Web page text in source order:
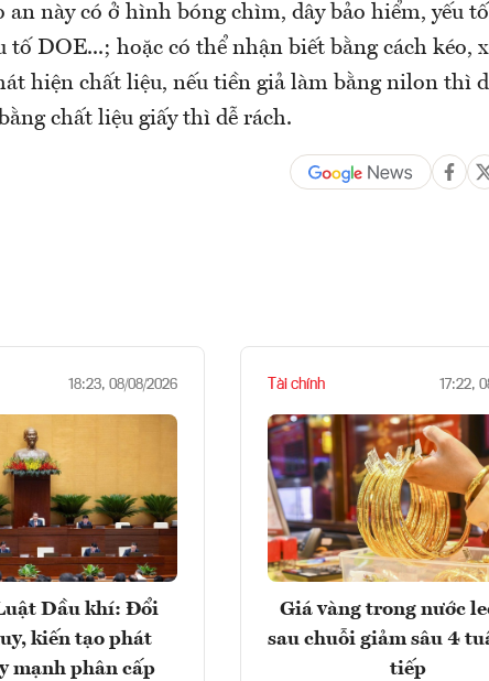
an này có ở hình bóng chìm, dây bảo hiểm, yếu
tố DOE...; hoặc có thể nhận biết bằng cách kéo,
hiện chất liệu, nếu tiền giả làm bằng nilon thì
chất liệu giấy thì dễ rách.
18:23, 08/08/2026
Dầu khí: Đổi
kiến tạo phát
mạnh phân cấp
Tài chính 17:22,
Giá vàng trong nước
sau chuỗi giảm sâu 4
tiếp